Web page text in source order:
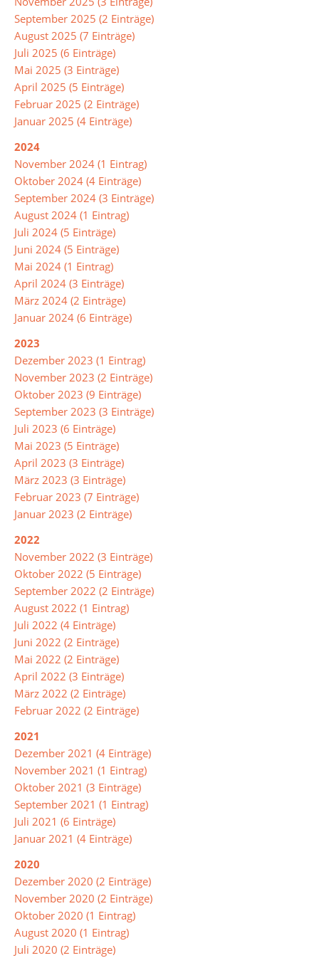
Leitbild
Integrierte
Gesamtschule
Abschlüsse
Ganztagsschule
Lernzeiten
Pausenangebot
Betreuung
Essen
in
der
Umweltschule
Schule
ohne
Rassismus
Digitalisierung
Jugendmedienschutz
Fachbereiche
Arbeitslehre
Biologie
Chemie
Deutsch
(Deutsch
als
Zweitsprache)
Englisch
Gesellschaftslehre
Kunst
Mathematik
September 2025 (2 Einträge)
August 2025 (7 Einträge)
Juli 2025 (6 Einträge)
Mai 2025 (3 Einträge)
April 2025 (5 Einträge)
Februar 2025 (2 Einträge)
Januar 2025 (4 Einträge)
2024
November 2024 (1 Eintrag)
Oktober 2024 (4 Einträge)
September 2024 (3 Einträge)
August 2024 (1 Eintrag)
Juli 2024 (5 Einträge)
Juni 2024 (5 Einträge)
Mai 2024 (1 Eintrag)
April 2024 (3 Einträge)
März 2024 (2 Einträge)
Januar 2024 (6 Einträge)
2023
Dezember 2023 (1 Eintrag)
November 2023 (2 Einträge)
Oktober 2023 (9 Einträge)
September 2023 (3 Einträge)
Juli 2023 (6 Einträge)
Mai 2023 (5 Einträge)
April 2023 (3 Einträge)
März 2023 (3 Einträge)
Februar 2023 (7 Einträge)
Januar 2023 (2 Einträge)
2022
November 2022 (3 Einträge)
Oktober 2022 (5 Einträge)
September 2022 (2 Einträge)
August 2022 (1 Eintrag)
Juli 2022 (4 Einträge)
Juni 2022 (2 Einträge)
Mai 2022 (2 Einträge)
April 2022 (3 Einträge)
März 2022 (2 Einträge)
Februar 2022 (2 Einträge)
2021
Dezember 2021 (4 Einträge)
November 2021 (1 Eintrag)
Oktober 2021 (3 Einträge)
September 2021 (1 Eintrag)
Juli 2021 (6 Einträge)
Januar 2021 (4 Einträge)
2020
Dezember 2020 (2 Einträge)
November 2020 (2 Einträge)
Oktober 2020 (1 Eintrag)
August 2020 (1 Eintrag)
Juli 2020 (2 Einträge)